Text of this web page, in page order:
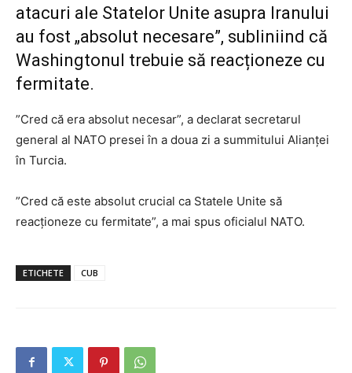
atacuri ale Statelor Unite asupra Iranului
au fost „absolut necesare”, subliniind că
Washingtonul trebuie să reacționeze cu
fermitate.
”Cred că era absolut necesar”, a declarat secretarul
general al NATO presei în a doua zi a summitului Alianţei
în Turcia.
”Cred că este absolut crucial ca Statele Unite să
reacţioneze cu fermitate”, a mai spus oficialul NATO.
ETICHETE CUB